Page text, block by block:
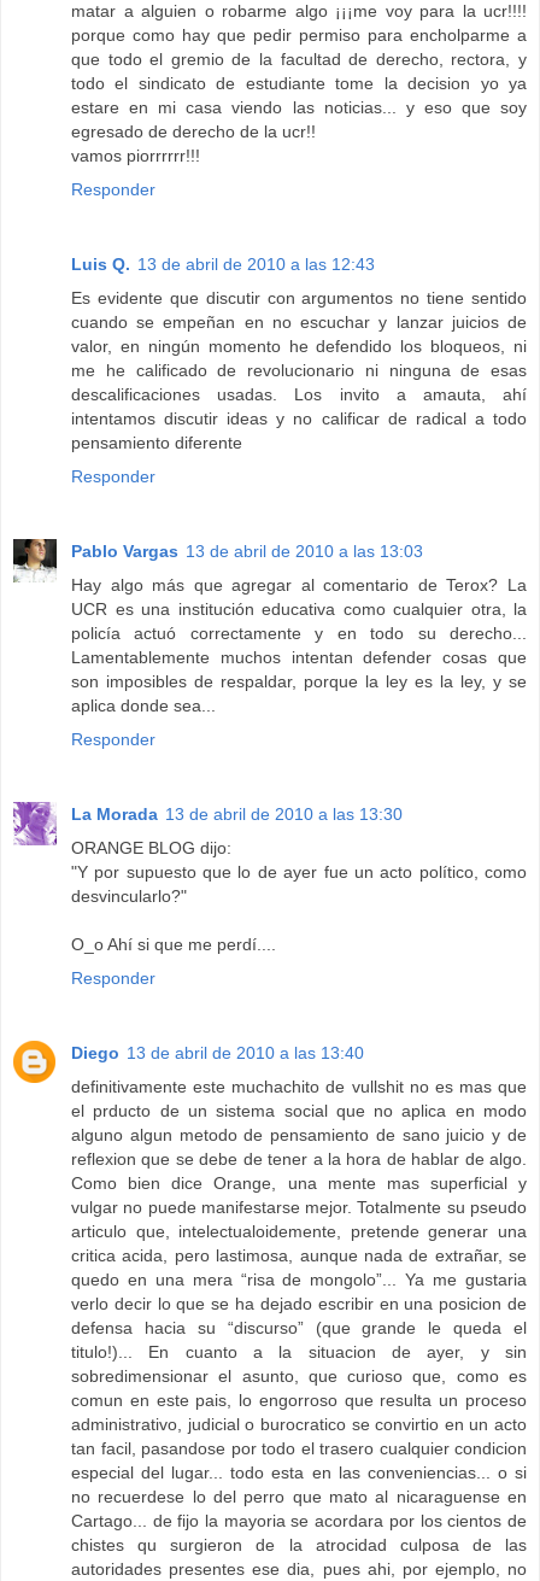
matar a alguien o robarme algo ¡¡¡me voy para la ucr!!!!
porque como hay que pedir permiso para encholparme a
que todo el gremio de la facultad de derecho, rectora, y
todo el sindicato de estudiante tome la decision yo ya
estare en mi casa viendo las noticias... y eso que soy
egresado de derecho de la ucr!!
vamos piorrrrrr!!!
Responder
Luis Q. 13 de abril de 2010 a las 12:43
Es evidente que discutir con argumentos no tiene sentido
cuando se empeñan en no escuchar y lanzar juicios de
valor, en ningún momento he defendido los bloqueos, ni
me he calificado de revolucionario ni ninguna de esas
descalificaciones usadas. Los invito a amauta, ahí
intentamos discutir ideas y no calificar de radical a todo
pensamiento diferente
Responder
Pablo Vargas 13 de abril de 2010 a las 13:03
Hay algo más que agregar al comentario de Terox? La
UCR es una institución educativa como cualquier otra, la
policía actuó correctamente y en todo su derecho...
Lamentablemente muchos intentan defender cosas que
son imposibles de respaldar, porque la ley es la ley, y se
aplica donde sea...
Responder
La Morada 13 de abril de 2010 a las 13:30
ORANGE BLOG dijo:
"Y por supuesto que lo de ayer fue un acto político, como
desvincularlo?"
O_o Ahí si que me perdí....
Responder
Diego 13 de abril de 2010 a las 13:40
definitivamente este muchachito de vullshit no es mas que
el prducto de un sistema social que no aplica en modo
alguno algun metodo de pensamiento de sano juicio y de
reflexion que se debe de tener a la hora de hablar de algo.
Como bien dice Orange, una mente mas superficial y
vulgar no puede manifestarse mejor. Totalmente su pseudo
articulo que, intelectualoidemente, pretende generar una
critica acida, pero lastimosa, aunque nada de extrañar, se
quedo en una mera “risa de mongolo”... Ya me gustaria
verlo decir lo que se ha dejado escribir en una posicion de
defensa hacia su “discurso” (que grande le queda el
titulo!)... En cuanto a la situacion de ayer, y sin
sobredimensionar el asunto, que curioso que, como es
comun en este pais, lo engorroso que resulta un proceso
administrativo, judicial o burocratico se convirtio en un acto
tan facil, pasandose por todo el trasero cualquier condicion
especial del lugar... todo esta en las conveniencias... o si
no recuerdese lo del perro que mato al nicaraguense en
Cartago... de fijo la mayoria se acordara por los cientos de
chistes qu surgieron de la atrocidad culposa de las
autoridades presentes ese dia, pues ahi, por ejemplo, no